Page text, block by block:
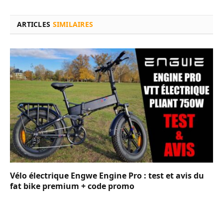
ARTICLES SIMILAIRES
Vélo électrique Engwe Engine Pro : test et avis du
fat bike premium + code promo